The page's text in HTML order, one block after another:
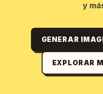
y
GENERAR
EXPLORAR